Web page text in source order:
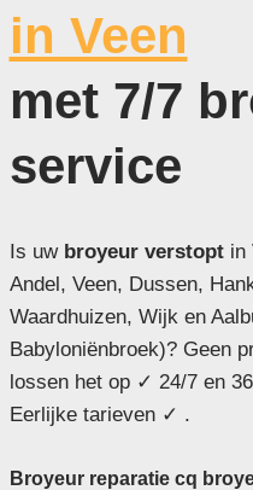
in Veen
met 7/7
service
Is uwbroyeur verstoptin
Andel, Veen, Dussen,
Waardhuizen, Wijk en
Babyloniënbroek)? Geen
lossen het op ✓ 24/7 en
Eerlijke tarieven ✓ .
Broyeur reparatie cq